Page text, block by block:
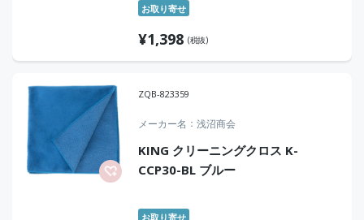
お取り寄せ
¥1,398 (税抜)
ZQB-823359
メーカー名 浅沼商会
KING クリーニングクロス K-
CCP30-BL ブルー
お取り寄せ